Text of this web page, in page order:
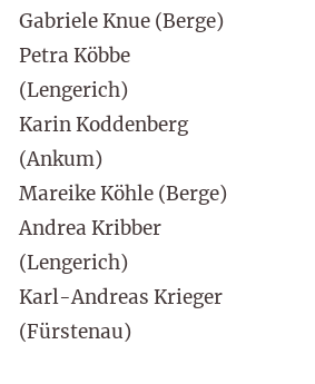
Gabriele Knue (Berge)
Petra Köbbe
(Lengerich)
Karin Koddenberg
(Ankum)
Mareike Köhle (Berge)
Andrea Kribber
(Lengerich)
Karl-Andreas Krieger
(Fürstenau)